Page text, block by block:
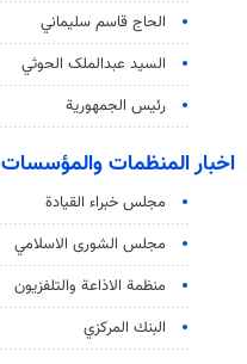
الحاج قاسم سليماني
السید عبدالملک الحوثي
رئيس الجمهورية
اخبار المنظمات والمؤسسات
مجلس خبراء القيادة
مجلس الشورى الاسلامي
منظمة الاذاعة والتلفزیون
البنك المركزي